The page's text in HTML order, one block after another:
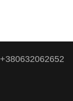
+380632062652